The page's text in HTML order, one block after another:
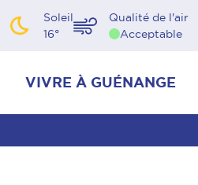
Soleil
16°
Qualité de l'air
Acceptable
VIVRE À GUÉNANGE